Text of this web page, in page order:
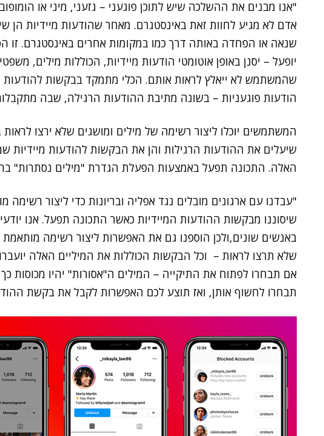
"אנו מבנים את ההשלכה שיש לתוכן פוגעני – גזעני, מיני או
אדם לא מגיע לחוות זאת באינסטגרם. מאחר שהודעות מיידיות הן
שנאה או הפחדה באותה דרך כמו במקומות אחרים באינסטגרם. זו
יופעל – יסנן באופן אוטומטי הודעות מיידיות, הכוללות מילים,
שהמשתמש לא ייאלץ לראות אותם. הכלי מתמקד בבקשות להודעות
הודעות פוגעניות – בשונה מתיבת ההודעות הרגילה, שבה
המשתמשים יוכלו ליצור רשימה של מילים ומושגים שלא ירצו
שיעלים את ההודעות הרגילות והן את הבקשות להודעות מיידיות
האלה. התכונה תפעל באמצעות הפעלת הגדרת "מילים נסתרות"
"עבדנו עם ארגונים מובלים נגד אפליה ובריונות כדי ליצור רשימה
שיסוננו מבקשות ההודעות המיידיות כאשר התכונה תפעל. אנו
באנשים שונים,ולכן הוספנו גם את האפשרות ליצור רשימה
שלא תרצו לראות – וכל הבקשות הכוללות את המיליים האלה
אם תבחרו לפתוח את התיקייה – המילים ה"אסורות" יהיו מכוסות
תבחרו לחשוף אותן, ואז תוצע לכם האפשרות לקבל את בקשת